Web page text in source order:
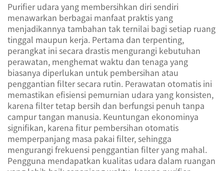
Purifier udara yang membersihkan diri sendiri
menawarkan berbagai manfaat praktis yang
menjadikannya tambahan tak ternilai bagi setiap ruang
tinggal maupun kerja. Pertama dan terpenting,
perangkat ini secara drastis mengurangi kebutuhan
perawatan, menghemat waktu dan tenaga yang
biasanya diperlukan untuk pembersihan atau
penggantian filter secara rutin. Perawatan otomatis ini
memastikan efisiensi pemurnian udara yang konsisten,
karena filter tetap bersih dan berfungsi penuh tanpa
campur tangan manusia. Keuntungan ekonominya
signifikan, karena fitur pembersihan otomatis
memperpanjang masa pakai filter, sehingga
mengurangi frekuensi penggantian filter yang mahal.
Pengguna mendapatkan kualitas udara dalam ruangan